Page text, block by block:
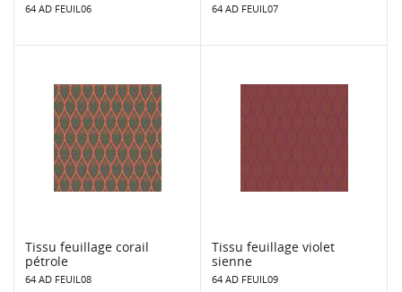
64 AD FEUIL06 64 AD FEUIL07
Tissu feuillage corail
pétrole
64 AD FEUIL08
Tissu feuillage violet
sienne
64 AD FEUIL09